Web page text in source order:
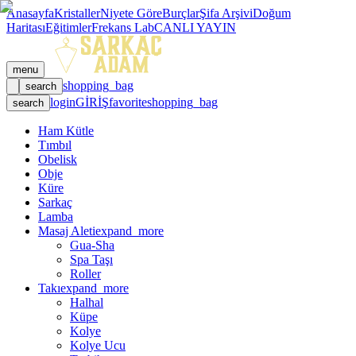
AnasayfaKristallerNiyete GöreBurçlarŞifa ArşiviDoğum
HaritasıEğitimlerFrekans LabCANLI YAYIN
menu
search shopping_bag
search loginGİRİŞfavoriteshopping_bag
Ham Kütle
Tımbıl
Obelisk
Obje
Küre
Sarkaç
Lamba
Masaj Aletiexpand_more
Gua-Sha
Spa Taşı
Roller
Takıexpand_more
Halhal
Küpe
Kolye
Kolye Ucu